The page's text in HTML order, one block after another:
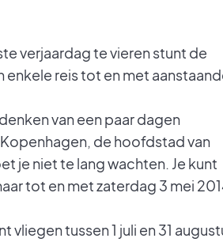
verjaardag te vieren stunt de
reis tot en met
van een paar dagen
de hoofdstad van
je niet te lang wachten. Je kunt
tot en met zaterdag 3 mei
tussen 1 juli en 31